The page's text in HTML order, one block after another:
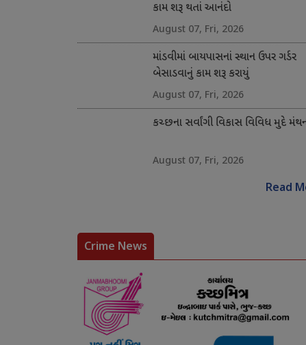
કામ શરૂ થતાં આનંદો
August 07, Fri, 2026
માંડવીમાં બાયપાસનાં સ્થાન ઉપર ગર્ડર
બેસાડવાનું કામ શરૂ કરાયું
August 07, Fri, 2026
કચ્છના સર્વાંગી વિકાસ વિવિધ મુદે
August 07, Fri, 2026
Read
Crime News